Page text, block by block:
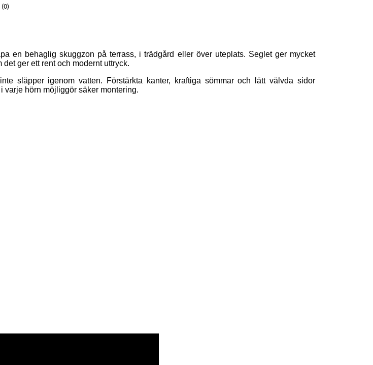
en behaglig skuggzon på terrass, i trädgård eller över uteplats. Seglet ger mycket
ger ett rent och modernt uttryck.
släpper igenom vatten. Förstärkta kanter, kraftiga sömmar och lätt välvda sidor
hörn möjliggör säker montering.